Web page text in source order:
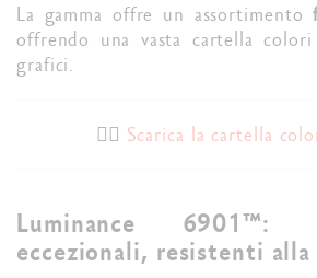
La gamma offre un assortimento
offrendo una vasta cartella
grafici.
👉🏼 Scarica la cartella
Luminance
eccezionali, resistenti alla